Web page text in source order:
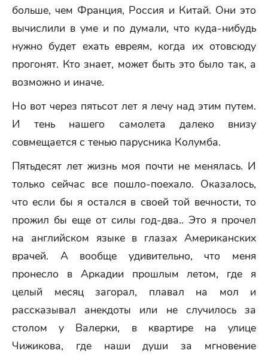
больше, чем Франция, Россия и Китай. Они это
вычислили в уме и по думали, что куда-нибудь
нужно будет ехать евреям, когда их отовсюду
прогонят. Кто знает, может быть это было так, а
возможно и иначе.
Но вот через пятьсот лет я лечу над этим путем.
И тень нашего самолета далеко внизу
совмещается с тенью парусника Колумба.
Пятьдесят лет жизнь моя почти не менялась. И
только сейчас все пошло-поехало. Оказалось,
что если бы я остался в своей той вечности, то
прожил бы еще от силы год-два.. Это я прочел
на английском языке в глазах Американских
врачей. А вообще удивительно, что меня
пронесло в Аркадии прошлым летом, где я
целый месяц загорал, плавал на мол и
рассказывал анекдоты или не случилось за
столом у Валерки, в квартире на улице
Чижикова, где наши души за мгновение